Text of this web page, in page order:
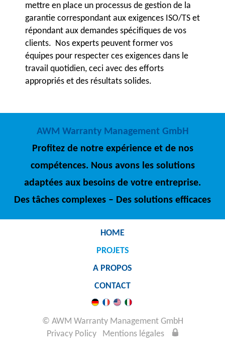
mettre en place un processus de gestion de la
garantie correspondant aux exigences ISO/TS et
répondant aux demandes spécifiques de vos
clients. Nos experts peuvent former vos
équipes pour respecter ces exigences dans le
travail quotidien, ceci avec des efforts
appropriés et des résultats solides.
AWM Warranty Management GmbH
Profitez de notre expérience et de nos
compétences. Nous avons les solutions
adaptées aux besoins de votre entreprise.
Des tâches complexes – Des solutions efficaces
HOME
PROJETS
A PROPOS
CONTACT
© AWM Warranty Management GmbH
Privacy Policy
Mentions légales